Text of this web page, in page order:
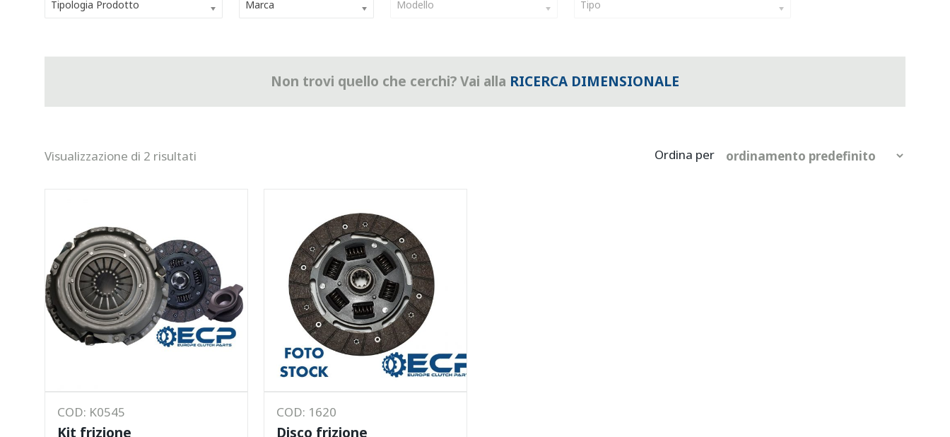
Tipologia Prodotto Marca Modello Tipo
Non trovi quello che cerchi? Vai alla RICERCA DIMENSIONALE
Visualizzazione di 2 risultati
COD: K0545
Kit frizione
COD: 1620
Disco frizione